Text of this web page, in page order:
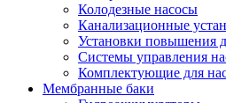
Колодезные насосы
Канализационные
Установки повышения
Системы управления
Комплектующие для
Мембранные баки